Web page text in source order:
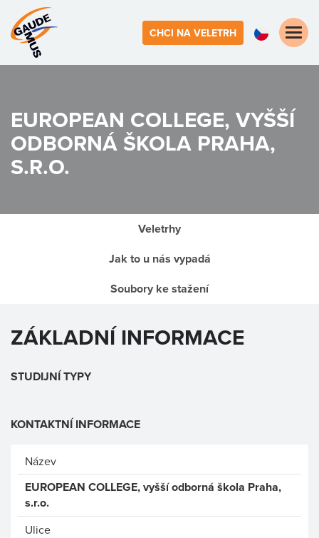
CHCI NA VELETRH
Toggle
EUROPEAN COLLEGE, VYŠŠÍ
ODBORNÁ ŠKOLA PRAHA,
S.R.O.
Veletrhy
Jak to u nás vypadá
Soubory ke stažení
ZÁKLADNÍ INFORMACE
STUDIJNÍ TYPY
KONTAKTNÍ INFORMACE
Název
EUROPEAN COLLEGE, vyšší odborná škola Praha,
s.r.o.
Ulice